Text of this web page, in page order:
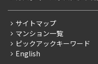
賃料改定
フリーレント
ペット可
サイトマップ
マンション一覧
ピックアックキーワード
English